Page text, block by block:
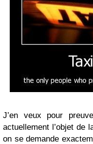
J’en veux pour
actuellement l’objet de
on se demande